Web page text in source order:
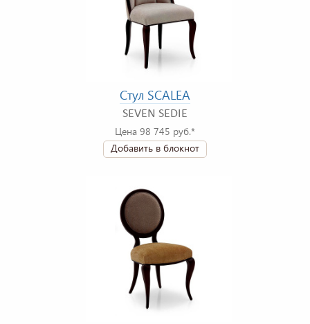
Стул SCALEA
SEVEN SEDIE
Цена 98 745 руб.*
Добавить в блокнот